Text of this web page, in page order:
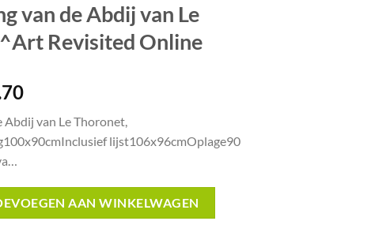
van de Abdij van Le
Revisited Online
Huidige
is:
€83.70.
Abdij van Le Thoronet,
lijst106x96cmOplage90
AAN WINKELWAGEN